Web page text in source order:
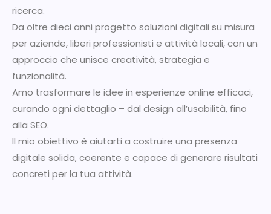
ricerca.
Da oltre dieci anni progetto soluzioni digitali su misura
per aziende, liberi professionisti e attività locali, con un
approccio che unisce creatività, strategia e
funzionalità.
Amo trasformare le idee in esperienze online efficaci,
curando ogni dettaglio – dal design all’usabilità, fino
alla SEO.
Il mio obiettivo è aiutarti a costruire una presenza
digitale solida, coerente e capace di generare risultati
concreti per la tua attività.